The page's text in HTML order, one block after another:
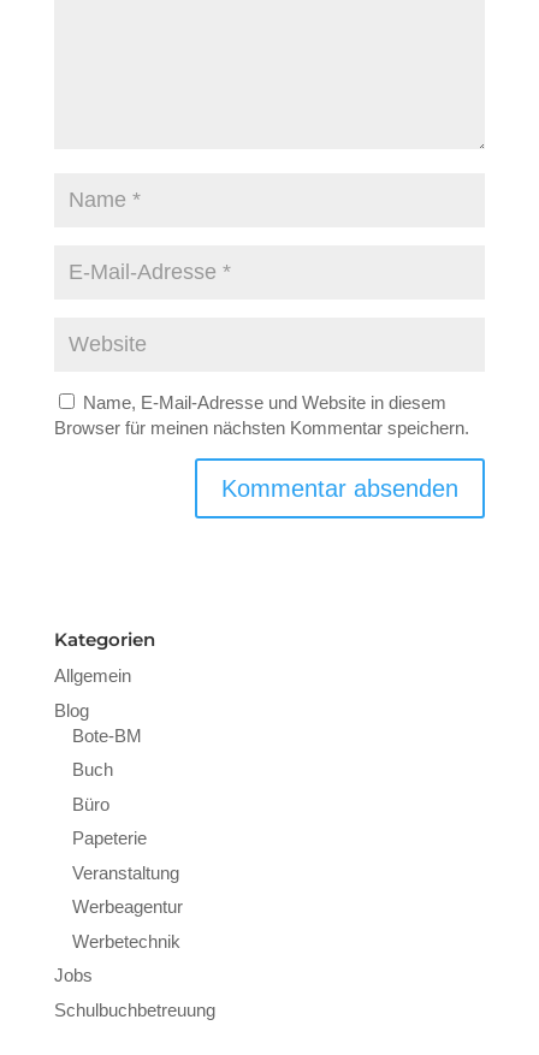
Name, E-Mail-Adresse und Website in diesem
Browser für meinen nächsten Kommentar speichern.
Kategorien
Allgemein
Blog
Bote-BM
Buch
Büro
Papeterie
Veranstaltung
Werbeagentur
Werbetechnik
Jobs
Schulbuchbetreuung